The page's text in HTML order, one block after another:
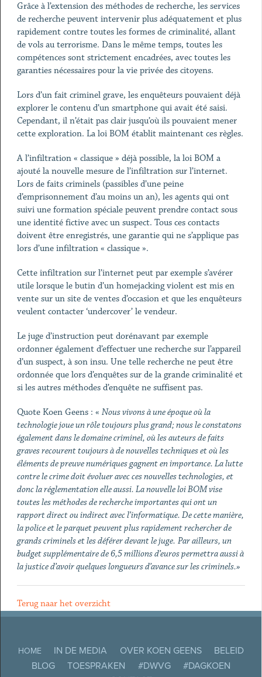
Grâce à l’extension des méthodes de recherche, les services
de recherche peuvent intervenir plus adéquatement et plus
rapidement contre toutes les formes de criminalité, allant
de vols au terrorisme. Dans le même temps, toutes les
compétences sont strictement encadrées, avec toutes les
garanties nécessaires pour la vie privée des citoyens.
Lors d’un fait criminel grave, les enquêteurs pouvaient déjà
explorer le contenu d’un smartphone qui avait été saisi.
Cependant, il n’était pas clair jusqu’où ils pouvaient mener
cette exploration. La loi BOM établit maintenant ces règles.
A l’infiltration « classique » déjà possible, la loi BOM a
ajouté la nouvelle mesure de l’infiltration sur l’internet.
Lors de faits criminels (passibles d’une peine
d’emprisonnement d’au moins un an), les agents qui ont
suivi une formation spéciale peuvent prendre contact sous
une identité fictive avec un suspect. Tous ces contacts
doivent être enregistrés, une garantie qui ne s’applique pas
lors d’une infiltration « classique ».
Cette infiltration sur l’internet peut par exemple s’avérer
utile lorsque le butin d’un homejacking violent est mis en
vente sur un site de ventes d’occasion et que les enquêteurs
veulent contacter ‘undercover’ le vendeur.
Le juge d’instruction peut dorénavant par exemple
ordonner également d’effectuer une recherche sur l’appareil
d’un suspect, à son insu. Une telle recherche ne peut être
ordonnée que lors d’enquêtes sur de la grande criminalité et
si les autres méthodes d’enquête ne suffisent pas.
Quote Koen Geens : « Nous vivons à une époque où la
technologie joue un rôle toujours plus grand; nous le constatons
également dans le domaine criminel, où les auteurs de faits
graves recourent toujours à de nouvelles techniques et où les
éléments de preuve numériques gagnent en importance. La lutte
contre le crime doit évoluer avec ces nouvelles technologies, et
donc la réglementation elle aussi. La nouvelle loi BOM vise
toutes les méthodes de recherche importantes qui ont un
rapport direct ou indirect avec l’informatique. De cette manière,
la police et le parquet peuvent plus rapidement rechercher de
grands criminels et les déférer devant le juge. Par ailleurs, un
budget supplémentaire de 6,5 millions d’euros permettra aussi à
la justice d’avoir quelques longueurs d’avance sur les criminels.»
Terug naar het overzicht
HOME IN DE MEDIA OVER KOEN GEENS
BELEID
BLOG
TOESPRAKEN #DWVG
#DAGKOEN